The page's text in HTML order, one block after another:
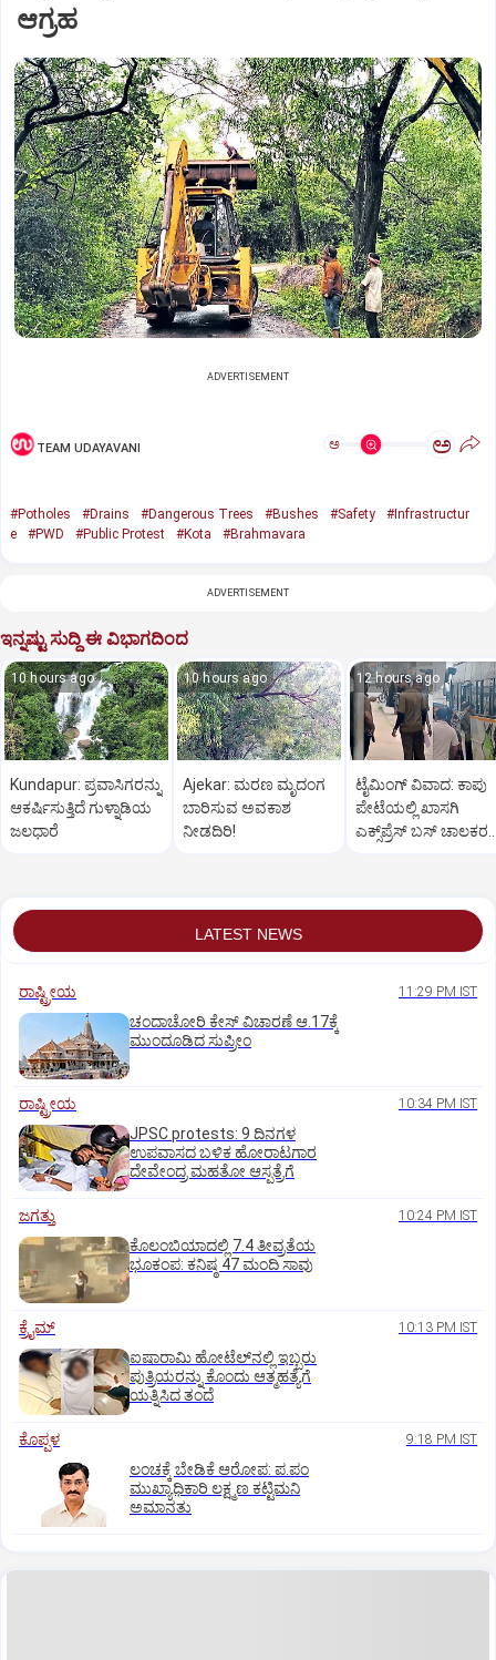
ಆಗ್ರಹ
ADVERTISEMENT
TEAM UDAYAVANI ಅ ಅ
#Potholes #Drains #Dangerous Trees #Bushes #Safety
#Infrastructur
e
#PWD #Public Protest #Kota #Brahmavara
ADVERTISEMENT
ಇನ್ನಷ್ಟು ಸುದ್ದಿ ಈ ವಿಭಾಗದಿಂದ
10 hours ago
Kundapur: ಪ್ರವಾಸಿಗರನ್ನು
ಆಕರ್ಷಿಸುತ್ತಿದೆ ಗುಳ್ನಾಡಿಯ
ಜಲಧಾರೆ
10 hours ago
Ajekar: ಮರಣ ಮೃದಂಗ
ಬಾರಿಸುವ ಅವಕಾಶ
ನೀಡದಿರಿ!
12 hours ago
ಟೈಮಿಂಗ್‌ ವಿವಾದ: ಕಾಪು
ಪೇಟೆಯಲ್ಲಿ ಖಾಸಗಿ
ಎಕ್ಸ್‌ಪ್ರೆಸ್ ಬಸ್‌ ಚಾಲಕರ
LATEST NEWS
ರಾಷ್ಟ್ರೀಯ 11:29 PM IST
ಚಂದಾಚೋರಿ ಕೇಸ್‌ ವಿಚಾರಣೆ ಆ.17ಕ್ಕೆ
ಮುಂದೂಡಿದ ಸುಪ್ರೀಂ
ರಾಷ್ಟ್ರೀಯ 10:34 PM IST
JPSC protests: 9 ದಿನಗಳ
ಉಪವಾಸದ ಬಳಿಕ ಹೋರಾಟಗಾರ
ದೇವೇಂದ್ರ ಮಹತೋ ಆಸ್ಪತ್ರೆಗೆ
ಜಗತ್ತು 10:24 PM IST
ಕೊಲಂಬಿಯಾದಲ್ಲಿ 7.4 ತೀವ್ರತೆಯ
ಭೂಕಂಪ: ಕನಿಷ್ಠ 47 ಮಂದಿ ಸಾವು
ಕ್ರೈಮ್ 10:13 PM IST
ಐಷಾರಾಮಿ ಹೋಟೆಲ್‌ನಲ್ಲಿ ಇಬ್ಬರು
ಪುತ್ರಿಯರನ್ನು ಕೊಂದು ಆತ್ಮಹತ್ಯೆಗೆ
ಯತ್ನಿಸಿದ ತಂದೆ
ಕೊಪ್ಪಳ 9:18 PM IST
ಲಂಚಕ್ಕೆ ಬೇಡಿಕೆ ಆರೋಪ: ಪ.ಪಂ
ಮುಖ್ಯಾಧಿಕಾರಿ ಲಕ್ಷ್ಮಣ ಕಟ್ಟಿಮನಿ
ಅಮಾನತು